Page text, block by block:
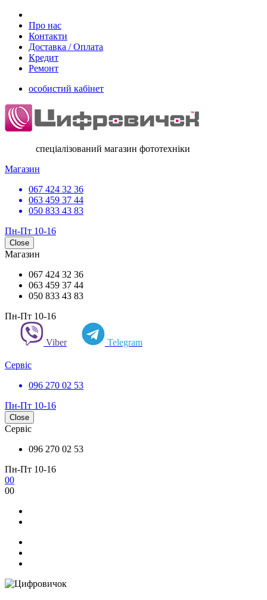
Про нас
Контакти
Доставка / Оплата
Кредит
Ремонт
особистий кабінет
спеціалізований магазин фототехніки
Магазин
067 424 32 36
063 459 37 44
050 833 43 83
Пн-Пт 10-16
Close
Магазин
067 424 32 36
063 459 37 44
050 833 43 83
Пн-Пт 10-16
Viber Telegram
Сервіс
096 270 02 53
Пн-Пт 10-16
Close
Сервіс
096 270 02 53
Пн-Пт 10-16
00
00